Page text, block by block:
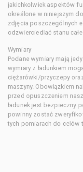
jakichkolwiek aspektów
określone w niniejszym
zdjęcia poszczególnych
odzwierciedlać stanu
Wymiary
Podane wymiary mają
wymiary z ładunkiem
ciężarówki/przyczepy
maszyny. Obowiązkiem
przed opuszczeniem
ładunek jest bezpieczny
powinny zostać
tych pomiarach do celów